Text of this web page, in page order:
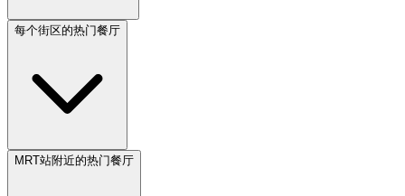
每个街区的热门餐厅
MRT站附近的热门餐厅